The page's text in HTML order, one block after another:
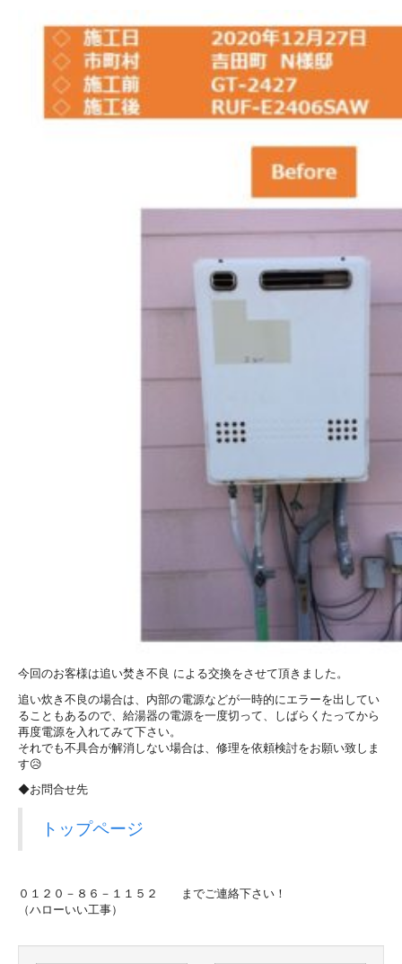
今回のお客様は追い焚き不良 による交換をさせて頂きました。
追い炊き不良の場合は、内部の電源などが一時的にエラーを出してい
ることもあるので、給湯器の電源を一度切って、しばらくたってから
再度電源を入れてみて下さい。
それでも不具合が解消しない場合は、修理を依頼検討をお願い致しま
す😥
◆お問合せ先
トップページ
０１２０－８６－１１５２ までご連絡下さい！
（ハローいい工事）